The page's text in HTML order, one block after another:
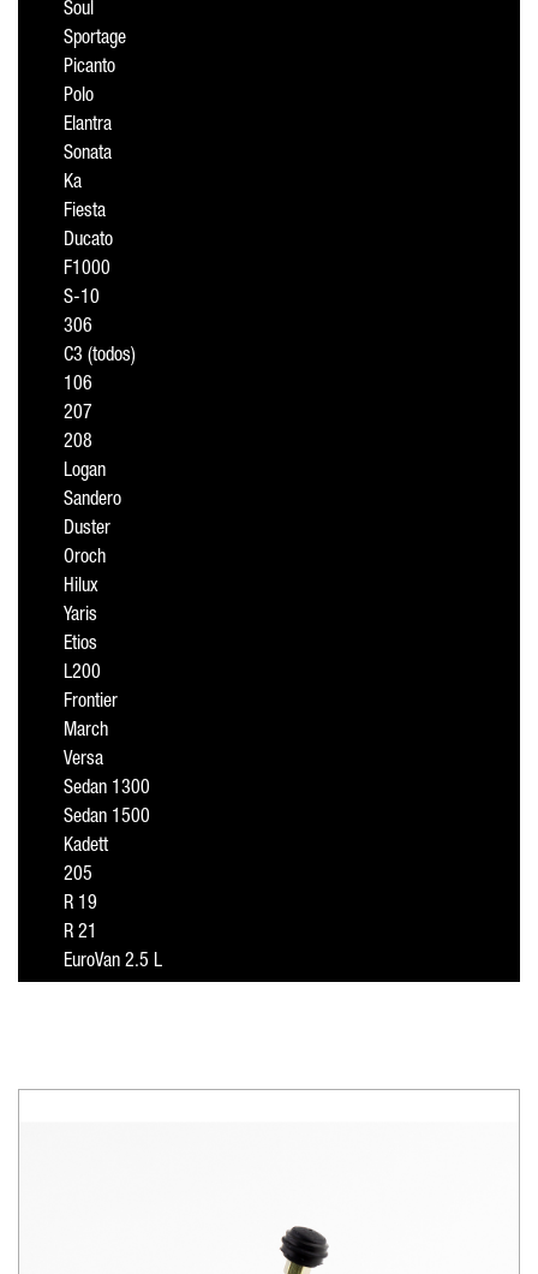
Soul
Sportage
Picanto
Polo
Elantra
Sonata
Ka
Fiesta
Ducato
F1000
S-10
306
C3 (todos)
106
207
208
Logan
Sandero
Duster
Oroch
Hilux
Yaris
Etios
L200
Frontier
March
Versa
Sedan 1300
Sedan 1500
Kadett
205
R 19
R 21
EuroVan 2.5 L